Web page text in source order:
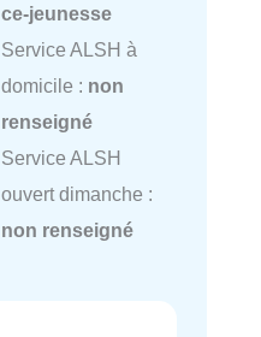
ce-jeunesse
Service ALSH à
domicile : non
renseigné
Service ALSH
ouvert dimanche :
non renseigné